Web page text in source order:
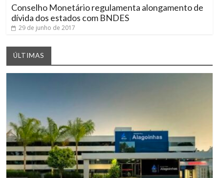
Conselho Monetário regulamenta alongamento de
dívida dos estados com BNDES
29 de junho de 2017
ÚLTIMAS